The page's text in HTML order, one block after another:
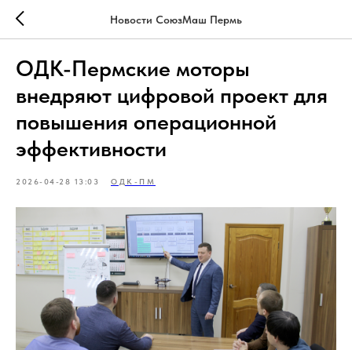
Новости СоюзМаш Пермь
ОДК-Пермские моторы
внедряют цифровой проект для
повышения операционной
эффективности
2026-04-28 13:03 ОДК-ПМ